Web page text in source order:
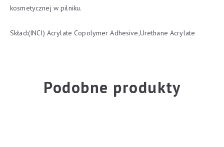
kosmetycznej w pilniku.
Skład:(INCI) Acrylate Copolymer Adhesive,Urethane Acrylate
Podobne produkty